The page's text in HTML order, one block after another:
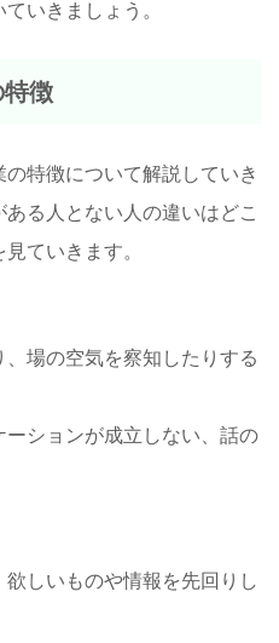
いきましょう。
徴
特徴について解説していき
る人とない人の違いはどこ
ていきます。
、場の空気を察知したりする
ーションが成立しない、話の
欲しいものや情報を先回りし